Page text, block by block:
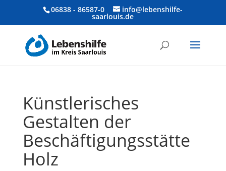
06838 - 86587-0 info@lebenshilfe-
saarlouis.de
Künstlerisches
Gestalten der
Beschäftigungsstätte
Holz